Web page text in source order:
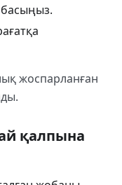
жоспарланған
қалпына